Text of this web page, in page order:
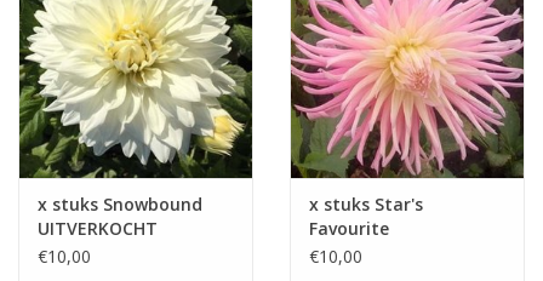
x stuks Snowbound
UITVERKOCHT
€10,00
x stuks Star's
Favourite
UITVERKOCHT
€10,00